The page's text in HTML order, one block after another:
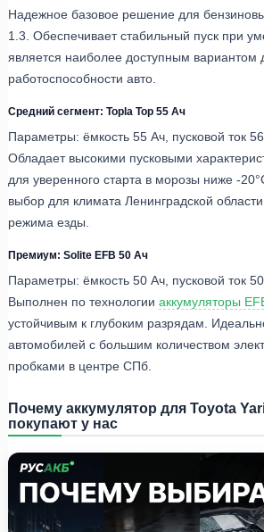
Надежное базовое решение для
1.3. Обеспечивает стабильный пуск при
является наиболее доступным вариантом
работоспособности авто.
Средний сегмент: Topla Top 55 Ач
Параметры: ёмкость 55 Ач, пусковой ток
Обладает высокими пусковыми
для уверенного старта в морозы ниже -
выбор для климата Ленинградской
режима езды.
Премиум: Solite EFB 50 Ач
Параметры: ёмкость 50 Ач, пусковой ток
Выполнен по технологии аккумуляторы
устойчивым к глубоким разрядам.
автомобилей с большим количеством
пробками в центре СПб.
Почему аккумулятор для Toyota
покупают у нас